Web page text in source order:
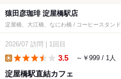
猿田彦珈琲 淀屋橋駅店
淀屋橋、大江橋、なにわ橋 / コーヒースタンド
2026/07 訪問 1回目
3.5 ～￥999 / 1人
淀屋橋駅直結カフェ